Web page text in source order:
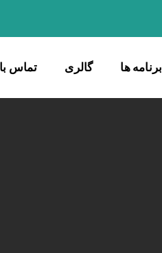
برنامه ها گالری تماس